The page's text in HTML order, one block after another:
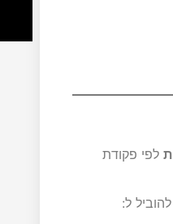
לפי פקודת
ל: